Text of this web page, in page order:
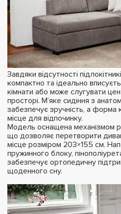
Завдяки відсутності
компактно та ідеально
кімнати або може слугувати
просторі. М’яке сидіння з
забезпечує зручність, а форма
місце для відпочинку.
Модель оснащена механізмом
що дозволяє перетворити
місце розміром 203×155 см.
пружинного блоку,
забезпечує ортопедичну
щоденного сну.